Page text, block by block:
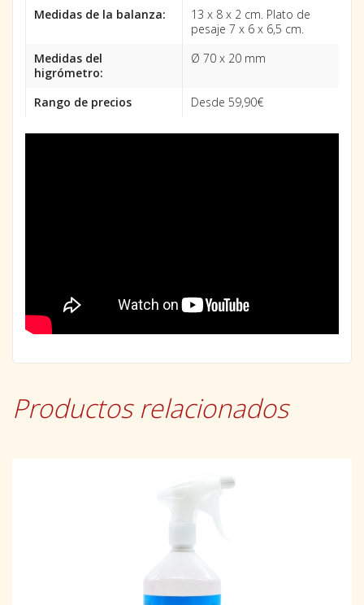
Medidas de la balanza:
13 x 8 x 2 cm. Plato de
pesaje 7 x 6 x 6,5 cm.
Medidas del
higrómetro:
Ø 70 x 20 mm
Rango de precios Desde 59,90€
Productos relacionados